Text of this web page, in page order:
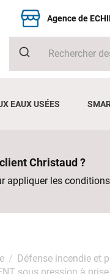
Agence de
EAUX USÉES
Christaud ?
appliquer les
Défense incendie et